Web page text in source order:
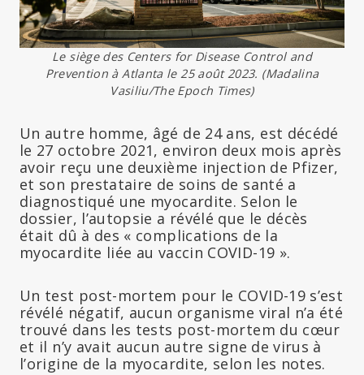
Le siège des Centers for Disease Control and
Prevention à Atlanta le 25 août 2023. (Madalina
Vasiliu/The Epoch Times)
Un autre homme, âgé de 24 ans, est décédé
le 27 octobre 2021, environ deux mois après
avoir reçu une deuxième injection de Pfizer,
et son prestataire de soins de santé a
diagnostiqué une myocardite. Selon le
dossier, l’autopsie a révélé que le décès
était dû à des « complications de la
myocardite liée au vaccin COVID-19 ».
Un test post-mortem pour le COVID-19 s’est
révélé négatif, aucun organisme viral n’a été
trouvé dans les tests post-mortem du cœur
et il n’y avait aucun autre signe de virus à
l’origine de la myocardite, selon les notes.